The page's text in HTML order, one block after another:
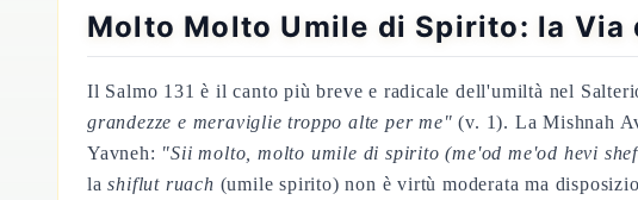
Molto Molto Umile di Spirito: la Via
Il Salmo 131 è il canto più breve e radicale dell'umiltà nel
grandezze e meraviglie troppo alte per me" (v. 1). La Mishnah
Yavneh: "Sii molto, molto umile di spirito (me'od me'od hevi
lashiflut ruach (umile spirito) non è virtù moderata ma